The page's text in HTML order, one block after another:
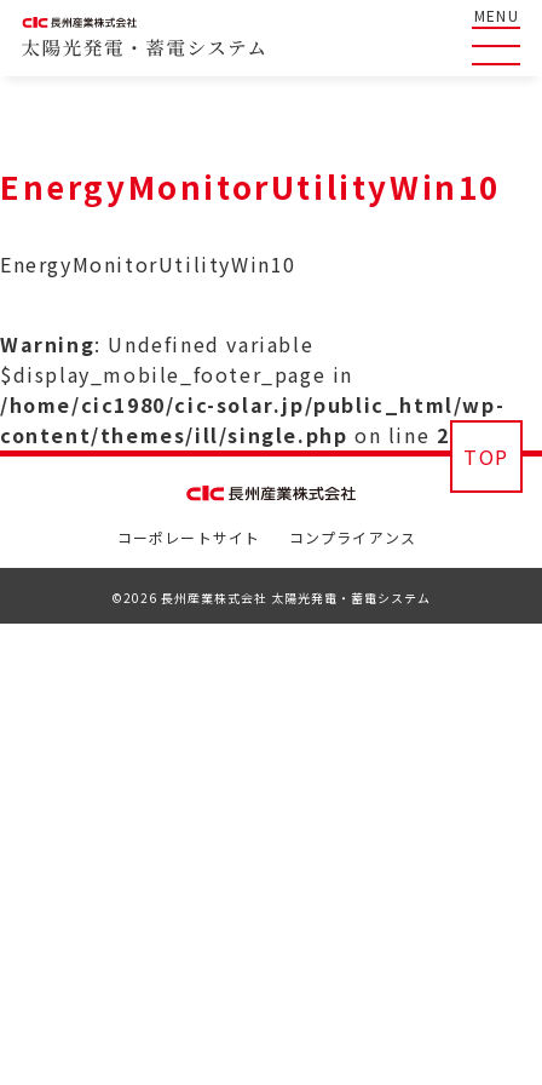
MENU
EnergyMonitorUtilityWin10
EnergyMonitorUtilityWin10
Warning: Undefined variable
$display_mobile_footer_page in
/home/cic1980/cic-solar.jp/public_html/wp-
content/themes/ill/single.php on line 29
TOP
コーポレートサイト コンプライアンス
©2026 長州産業株式会社 太陽光発電・蓄電システム